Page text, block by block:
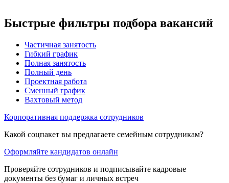
Быстрые фильтры подбора вакансий
Частичная занятость
Гибкий график
Полная занятость
Полный день
Проектная работа
Сменный график
Вахтовый метод
Корпоративная поддержка сотрудников
Какой соцпакет вы предлагаете семейным сотрудникам?
Оформляйте кандидатов онлайн
Проверяйте сотрудников и подписывайте кадровые
документы без бумаг и личных встреч